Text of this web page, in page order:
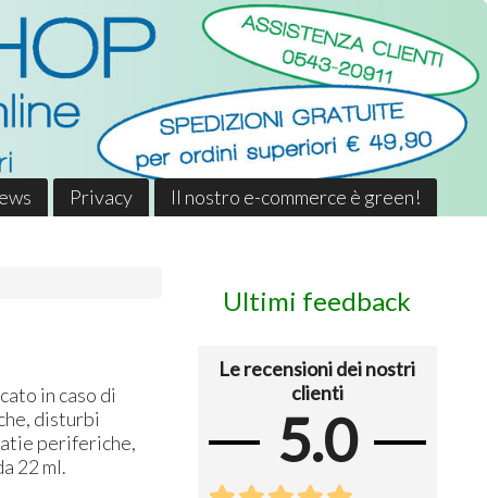
Privacy Il nostro e-commerce è green!
in caso di
disturbi
periferiche,
22 ml.
Ultimi feedback
Le recensioni dei nostri
clienti
5.0